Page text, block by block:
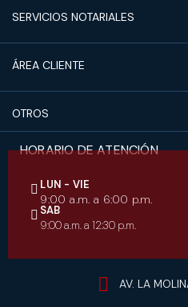
SERVICIOS NOTARIALES
ÁREA CLIENTE
OTROS
HORARIO DE ATENCIÓN
LUN - VIE
9:00 a.m. a 6:00 p.m.
SAB
9:00 a.m. a 12:30 p.m.
AV. LA